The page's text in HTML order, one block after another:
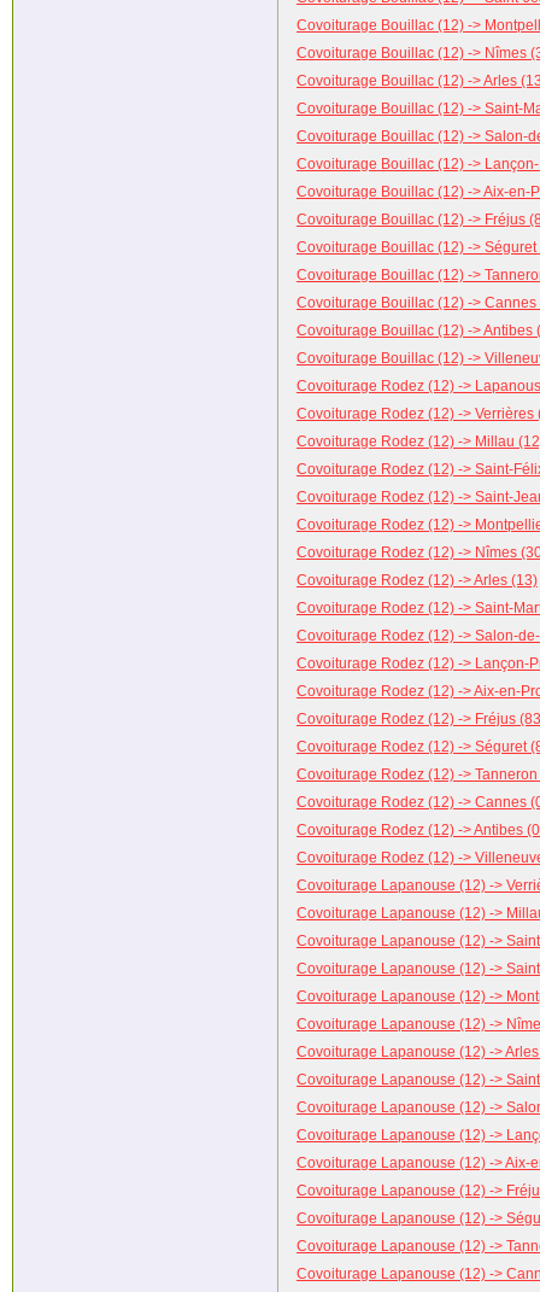
Covoiturage Bouillac (12) ->
Covoiturage Bouillac (12) -> Nîmes
Covoiturage Bouillac (12) -> Arles
Covoiturage Bouillac (12) -> Saint-
Covoiturage Bouillac (12) -> Salon-
Covoiturage Bouillac (12) ->
Covoiturage Bouillac (12) -> Aix-en-
Covoiturage Bouillac (12) -> Fréjus
Covoiturage Bouillac (12) -> Séguret
Covoiturage Bouillac (12) ->
Covoiturage Bouillac (12) -> Cannes
Covoiturage Bouillac (12) -> Antibes
Covoiturage Bouillac (12) ->
Covoiturage Rodez (12) ->
Covoiturage Rodez (12) -> Verrières
Covoiturage Rodez (12) -> Millau
Covoiturage Rodez (12) -> Saint-
Covoiturage Rodez (12) -> Saint-
Covoiturage Rodez (12) ->
Covoiturage Rodez (12) -> Nîmes
Covoiturage Rodez (12) -> Arles (13)
Covoiturage Rodez (12) -> Saint-
Covoiturage Rodez (12) -> Salon-
Covoiturage Rodez (12) -> Lançon-
Covoiturage Rodez (12) -> Aix-en-
Covoiturage Rodez (12) -> Fréjus
Covoiturage Rodez (12) -> Séguret
Covoiturage Rodez (12) ->
Covoiturage Rodez (12) -> Cannes
Covoiturage Rodez (12) -> Antibes
Covoiturage Rodez (12) ->
Covoiturage Lapanouse (12) ->
Covoiturage Lapanouse (12) ->
Covoiturage Lapanouse (12) ->
Covoiturage Lapanouse (12) ->
Covoiturage Lapanouse (12) ->
Covoiturage Lapanouse (12) ->
Covoiturage Lapanouse (12) ->
Covoiturage Lapanouse (12) ->
Covoiturage Lapanouse (12) ->
Covoiturage Lapanouse (12) ->
Covoiturage Lapanouse (12) -> Aix-
Covoiturage Lapanouse (12) ->
Covoiturage Lapanouse (12) ->
Covoiturage Lapanouse (12) ->
Covoiturage Lapanouse (12) ->